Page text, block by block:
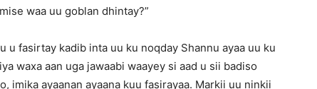
waa uu goblan dhintay?”
u fasirtay kadib inta uu ku noqday Shannu ayaa uu ku
waxa aan uga jawaabi waayey si aad u sii badiso
imika ayaanan ayaana kuu fasirayaa. Markii uu ninkii